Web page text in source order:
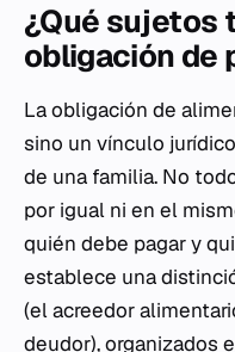
¿Qué sujetos
obligación de
La obligación de
sino un vínculo
de una familia. No
por igual ni en el
quién debe pagar y
establece una
(el acreedor
deudor), organizados